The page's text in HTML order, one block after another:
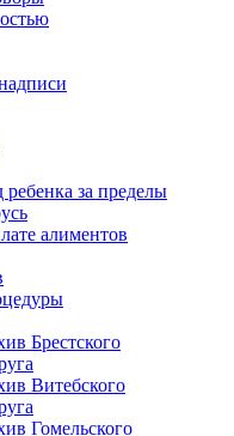
ребенка за пределы
алиментов
Брестского
Витебского
Гомельского